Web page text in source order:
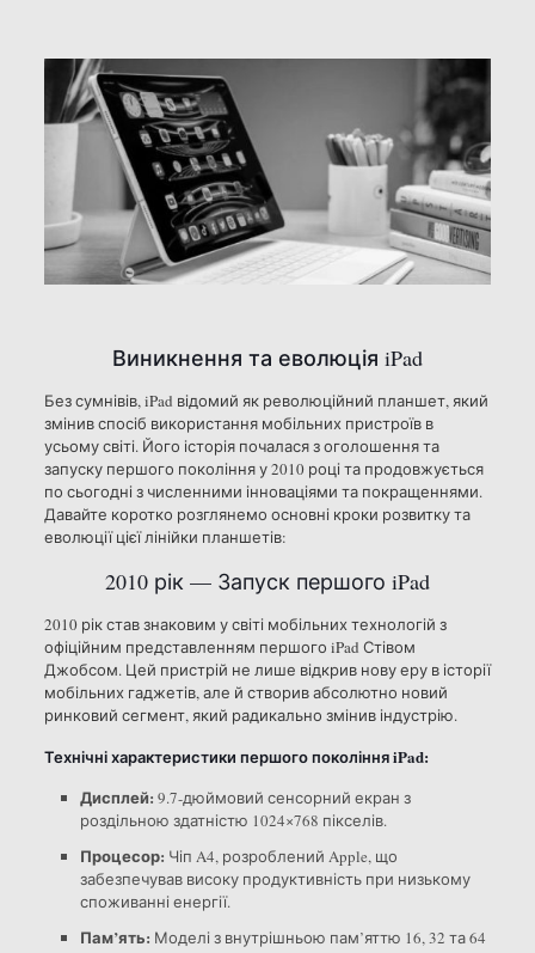
Виникнення та еволюція iPad
Без сумнівів, iPad відомий як революційний планшет, який
змінив спосіб використання мобільних пристроїв в
усьому світі. Його історія почалася з оголошення та
запуску першого покоління у 2010 році та продовжується
по сьогодні з численними інноваціями та покращеннями.
Давайте коротко розглянемо основні кроки розвитку та
еволюції цієї лінійки планшетів:
2010 рік — Запуск першого iPad
2010 рік став знаковим у світі мобільних технологій з
офіційним представленням першого iPad Стівом
Джобсом. Цей пристрій не лише відкрив нову еру в історії
мобільних гаджетів, але й створив абсолютно новий
ринковий сегмент, який радикально змінив індустрію.
Технічні характеристики першого покоління iPad:
Дисплей: 9.7-дюймовий сенсорний екран з
роздільною здатністю 1024×768 пікселів.
Процесор: Чіп A4, розроблений Apple, що
забезпечував високу продуктивність при низькому
споживанні енергії.
Пам’ять: Моделі з внутрішньою пам’яттю 16, 32 та 64